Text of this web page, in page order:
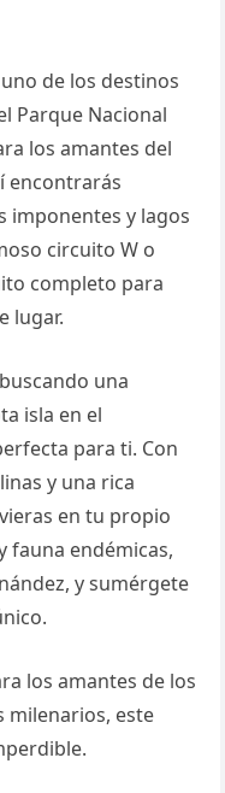
de los destinos
Parque Nacional
los amantes del
encontrarás
imponentes y lagos
circuito W o
completo para
lugar.
una
isla en el
para ti. Con
y una rica
en tu propio
fauna endémicas,
y sumérgete
los amantes de los
milenarios, este